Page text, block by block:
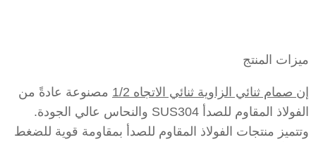
ميزات المنتج
إن صمام ثنائي الزاوية ثنائي الاتجاه 1/2
مصنوعة عادةً من
الفولاذ المقاوم للصدأ SUS304 والنحاس عالي الجودة.
وتتميز منتجات الفولاذ المقاوم للصدأ بمقاومة قوية للضغط